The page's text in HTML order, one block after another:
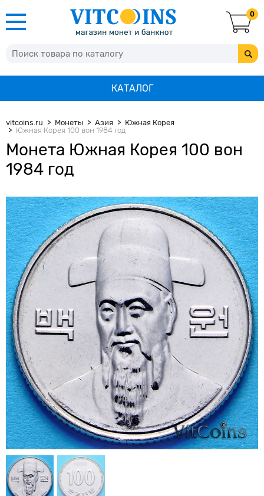
0
КАТАЛОГ
vitcoins.ru Монеты Азия
Южная Корея
Южная Корея 100 вон 1984 год
Монета Южная Корея 100 вон
1984 год